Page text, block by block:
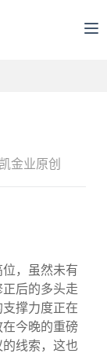
金业原创
，虽然未有
后的多头走
撑力度正在
今晚的重磅
线索，这也